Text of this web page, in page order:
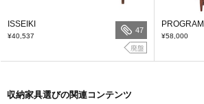
ISSEIKI
¥40,537
47
廃盤
PROGRAM
¥58,000
収納家具選びの関連コンテンツ